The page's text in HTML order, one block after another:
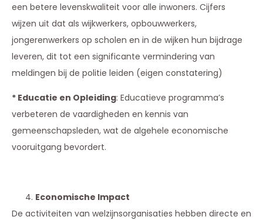
een betere levenskwaliteit voor alle inwoners. Cijfers
wijzen uit dat als wijkwerkers, opbouwwerkers,
jongerenwerkers op scholen en in de wijken hun bijdrage
leveren, dit tot een significante vermindering van
meldingen bij de politie leiden (eigen constatering)
* Educatie en Opleiding: Educatieve programma’s
verbeteren de vaardigheden en kennis van
gemeenschapsleden, wat de algehele economische
vooruitgang bevordert.
Economische Impact
De activiteiten van welzijnsorganisaties hebben directe en